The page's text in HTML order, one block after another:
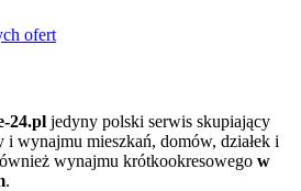
ofert
24.pl jedyny polski serwis skupiający
i wynajmu mieszkań, domów, działek i
wynajmu krótkookresowego w
.